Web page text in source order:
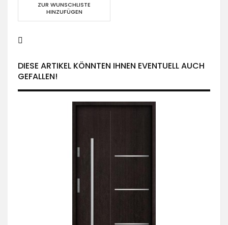
ZUR WUNSCHLISTE
HINZUFÜGEN
DIESE ARTIKEL KÖNNTEN IHNEN EVENTUELL AUCH
GEFALLEN!